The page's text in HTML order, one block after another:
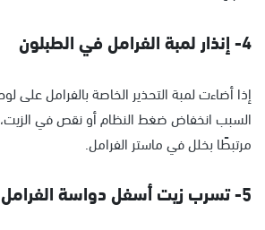
4- إنذار لمبة الفرامل في الطبلون
إذا أضاءت لمبة التحذير الخاصة بالفرامل على
السبب انخفاض ضغط النظام أو نقص في الزيت،
مرتبطًا بخلل في ماستر الفرامل.
5- تسرب زيت أسفل دواسة الفرامل